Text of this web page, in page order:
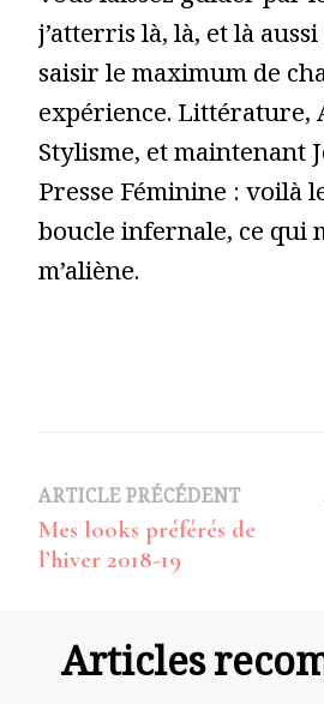
j’atterris là, là, et là aussi
saisir le maximum de
expérience. Littérature,
Stylisme, et maintenant
Presse Féminine : voilà
boucle infernale, ce qui
m’aliène.
Navigation
d’article
ARTICLE PRÉCÉDENT
Mes looks préférés de
l’hiver 2018-19
Articles